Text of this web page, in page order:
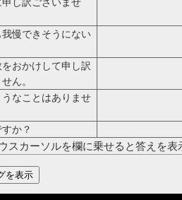
我慢できそうにない
をおかけして申し訳
ん。
うなことはありませ
か？
スカーソルを欄に乗せると答えを表